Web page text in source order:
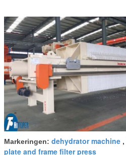
Markeringen: dehydrator machine ,
plate and frame filter press